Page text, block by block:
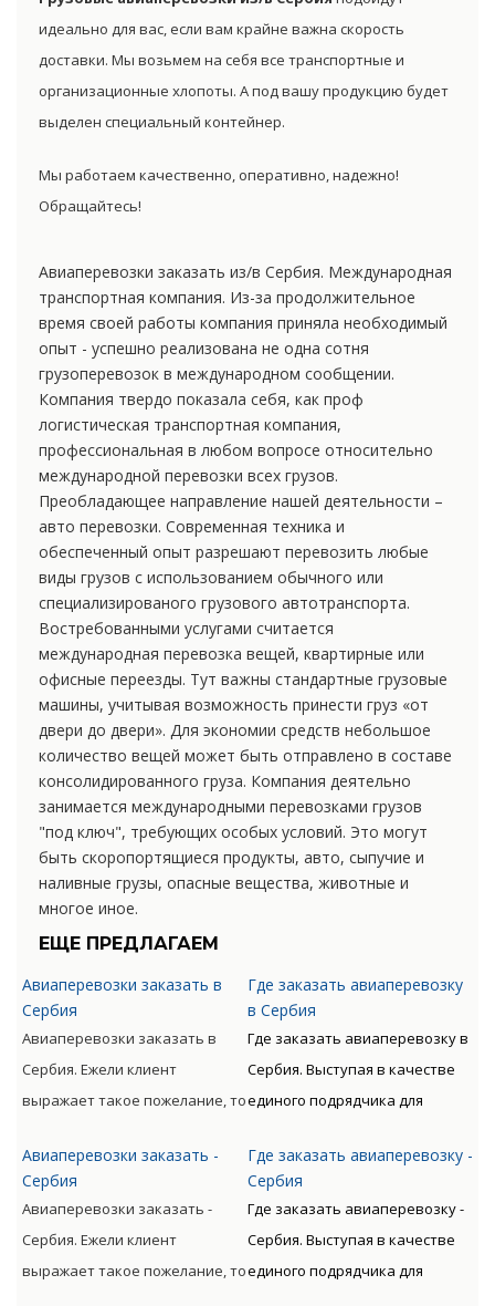
идеально для вас, если вам крайне важна скорость
доставки. Мы возьмем на себя все транспортные и
организационные хлопоты. А под вашу продукцию будет
выделен специальный контейнер.
Мы работаем качественно, оперативно, надежно!
Обращайтесь!
Авиаперевозки заказать из/в Сербия. Международная
транспортная компания. Из-за продолжительное
время своей работы компания приняла необходимый
опыт - успешно реализована не одна сотня
грузоперевозок в международном сообщении.
Компания твердо показала себя, как проф
логистическая транспортная компания,
профессиональная в любом вопросе относительно
международной перевозки всех грузов.
Преобладающее направление нашей деятельности –
авто перевозки. Современная техника и
обеспеченный опыт разрешают перевозить любые
виды грузов с использованием обычного или
специализированого грузового автотранспорта.
Востребованными услугами считается
международная перевозка вещей, квартирные или
офисные переезды. Тут важны стандартные грузовые
машины, учитывая возможность принести груз «от
двери до двери». Для экономии средств небольшое
количество вещей может быть отправлено в составе
консолидированного груза. Компания деятельно
занимается международными перевозками грузов
"под ключ", требующих особых условий. Это могут
быть скоропортящиеся продукты, авто, сыпучие и
наливные грузы, опасные вещества, животные и
многое иное.
ЕЩЕ ПРЕДЛАГАЕМ
Авиаперевозки заказать в
Сербия
Авиаперевозки заказать в
Сербия. Ежели клиент
выражает такое пожелание, то
ценности могут
сопровождаться от
непосредственного
отправителя к
непосредственному
Авиаперевозки заказать -
Сербия
Авиаперевозки заказать -
Сербия. Ежели клиент
выражает такое пожелание, то
Где заказать авиаперевозку
в Сербия
Где заказать авиаперевозку в
Сербия. Выступая в качестве
единого подрядчика для
миру с следующим
таможенным оформлением
предлагает Клиенту
оптимизацию денежных и
временных расходов.
Где заказать авиаперевозку -
Сербия
Где заказать авиаперевозку -
Сербия. Выступая в качестве
единого подрядчика для